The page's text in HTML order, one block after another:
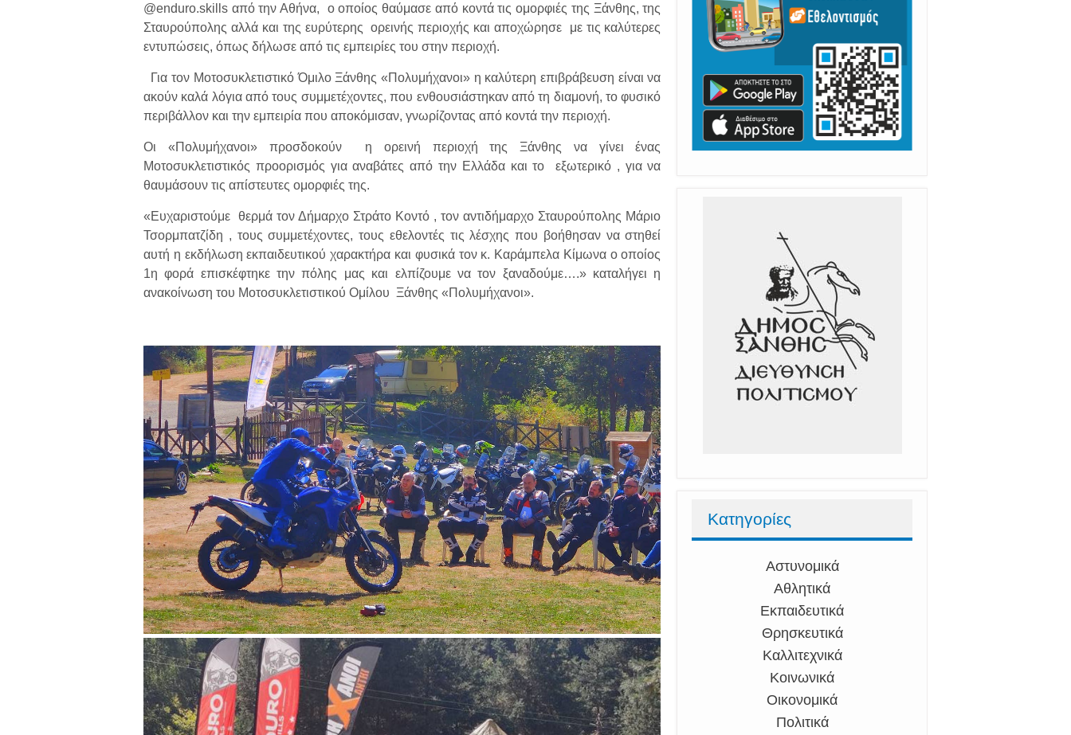
@enduro.skills από την Αθήνα, ο οποίος θαύμασε από κοντά τις ομορφιές της Ξάνθης, της
Σταυρούπολης αλλά και της ευρύτερης ορεινής περιοχής και αποχώρησε με τις καλύτερες
εντυπώσεις, όπως δήλωσε από τις εμπειρίες του στην περιοχή.
Για τον Μοτοσυκλετιστικό Όμιλο Ξάνθης «Πολυμήχανοι» η καλύτερη επιβράβευση είναι να
ακούν καλά λόγια από τους συμμετέχοντες, που ενθουσιάστηκαν από τη διαμονή, το φυσικό
περιβάλλον και την εμπειρία που αποκόμισαν, γνωρίζοντας από κοντά την περιοχή.
Οι «Πολυμήχανοι» προσδοκούν η ορεινή περιοχή της Ξάνθης να γίνει ένας
Μοτοσυκλετιστικός προορισμός για αναβάτες από την Ελλάδα και το εξωτερικό , για να
θαυμάσουν τις απίστευτες ομορφιές της.
«Ευχαριστούμε θερμά τον Δήμαρχο Στράτο Κοντό , τον αντιδήμαρχο Σταυρούπολης Μάριο
Τσορμπατζίδη , τους συμμετέχοντες, τους εθελοντές τις λέσχης που βοήθησαν να στηθεί
αυτή η εκδήλωση εκπαιδευτικού χαρακτήρα και φυσικά τον κ. Καράμπελα Κίμωνα ο οποίος
1η φορά επισκέφτηκε την πόλης μας και ελπίζουμε να τον ξαναδούμε….» καταλήγει η
ανακοίνωση του Μοτοσυκλετιστικού Ομίλου Ξάνθης «Πολυμήχανοι».
Κατηγορίες
Αστυνομικά
Αθλητικά
Εκπαιδευτικά
Θρησκευτικά
Καλλιτεχνικά
Κοινωνικά
Οικονομικά
Πολιτικά